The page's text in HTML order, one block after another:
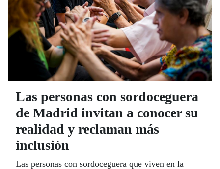
Las personas con sordoceguera
de Madrid invitan a conocer su
realidad y reclaman más
inclusión
Las personas con sordoceguera que viven en la